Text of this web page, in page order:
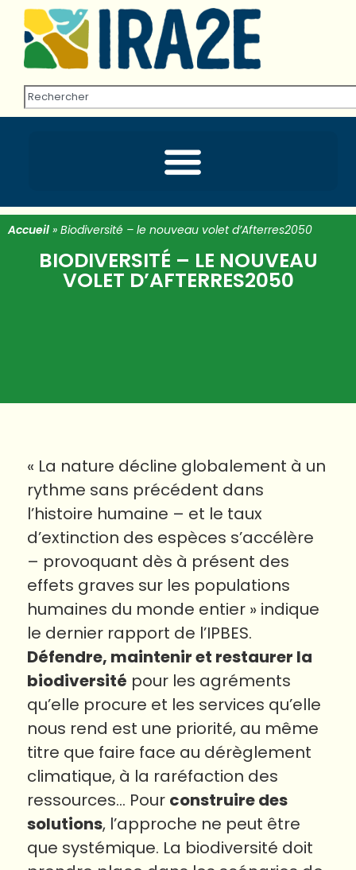
Accueil » Biodiversité – le nouveau volet d’Afterres2050
BIODIVERSITÉ – LE NOUVEAU
VOLET D’AFTERRES2050
« La nature décline globalement à un
rythme sans précédent dans
l’histoire humaine – et le taux
d’extinction des espèces s’accélère
– provoquant dès à présent des
effets graves sur les populations
humaines du monde entier » indique
le dernier rapport de l’IPBES.
Défendre, maintenir et restaurer la
biodiversité pour les agréments
qu’elle procure et les services qu’elle
nous rend est une priorité, au même
titre que faire face au dérèglement
climatique, à la raréfaction des
ressources… Pour construire des
solutions, l’approche ne peut être
que systémique. La biodiversité doit